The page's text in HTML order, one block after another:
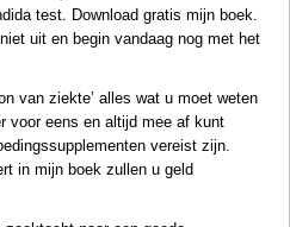
test Download gratis mijn boek.
uit en begin vandaag nog met het
van ziekte’ alles wat u moet weten
voor eens en altijd mee af kunt
vereist zijn.
in mijn boek zullen u geld